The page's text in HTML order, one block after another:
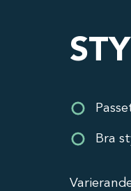
Bra